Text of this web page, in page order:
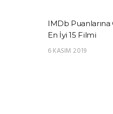
IMDb Puanlarına
En İyi 15 Filmi
6 KASIM 2019